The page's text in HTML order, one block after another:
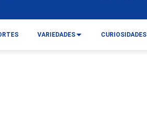
VARIEDADES CURIOSIDADES